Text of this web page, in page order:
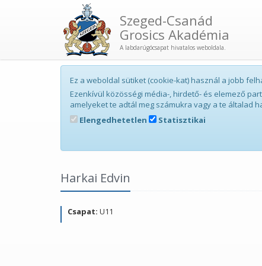
Szeged-Csanád
Grosics Akadémia
A labdarúgócsapat hivatalos weboldala.
Ez a weboldal sütiket (cookie-kat) használ a jobb
Ezenkívül közösségi média-, hirdető- és elemező
amelyeket te adtál meg számukra vagy a te általad
Elengedhetetlen
Statisztikai
Harkai Edvin
Csapat: U11